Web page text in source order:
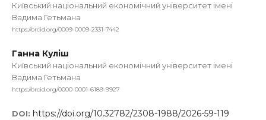
Київський національний економічний університет імені
Вадима Гетьмана
https://orcid.org/0009-0009-2331-7442
Ганна Куліш
Київський національний економічний університет імені
Вадима Гетьмана
https://orcid.org/0000-0001-6189-9927
DOI: https://doi.org/10.32782/2308-1988/2026-59-119